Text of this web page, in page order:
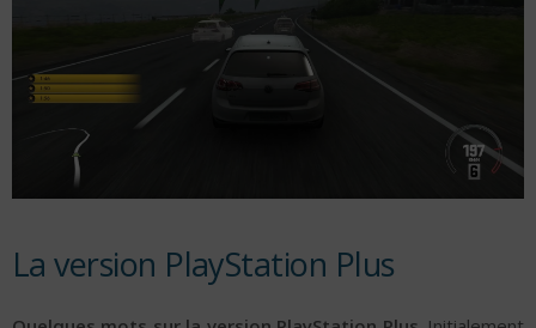
La version PlayStation Plus